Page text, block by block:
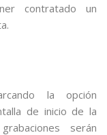
contratado un
la opción
de inicio de la
serán